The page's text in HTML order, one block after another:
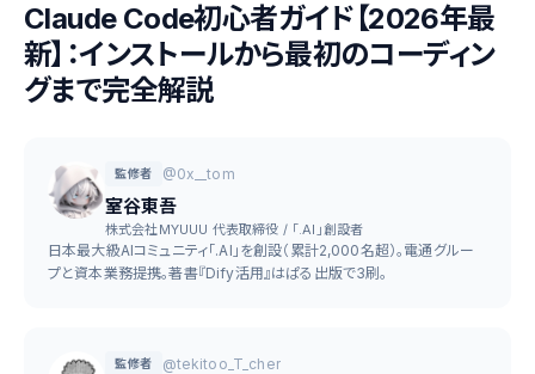
Claude Code初心者ガイド【2026年最
新】：インストールから最初のコーディン
グまで完全解説
監修者 @0x__tom
室谷東吾
株式会社MYUUU 代表取締役 / 「.AI」創設者
日本最大級AIコミュニティ「.AI」を創設（累計2,000名超）。電通グルー
プと資本業務提携。著書『Dify活用』はぱる出版で3刷。
監修者 @tekitoo_T_cher